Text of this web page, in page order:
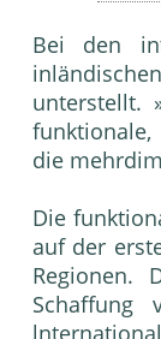
Bei den
unterstellt.
die
Die
auf der
Regionen.
Schaffung